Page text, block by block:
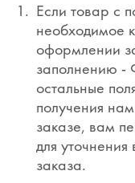
Если товар с
необходимое
оформлении
заполнению
остальные
получения
заказе, вам
для
заказа.